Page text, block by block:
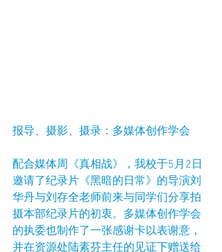
报导、摄影、摄录：多媒体创作学会
配合媒体周《真相战》，我校于5月2日
邀请了纪录片《黑暗的日常》的导演刘
华丹与刘存全老师前来与同学们分享拍
摄本部纪录片的初衷。多媒体创作学会
的执委也制作了一张感谢卡以表谢意，
并在资源处陆素芬主任的见证下赠送给